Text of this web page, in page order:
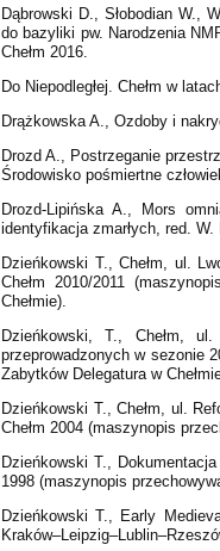
Dąbrowski D., Słobodian W.,
do bazyliki pw. Narodzenia
Chełm 2016.
Do Niepodległej. Chełm w
Drążkowska A., Ozdoby i
Drozd A., Postrzeganie
Środowisko pośmiertne
Drozd-Lipińska A., Mors
identyfikacja zmarłych, red.
Dzieńkowski T., Chełm, ul.
Chełm 2010/2011
Chełmie).
Dzieńkowski, T., Chełm,
przeprowadzonych w sezonie
Zabytków Delegatura w
Dzieńkowski T., Chełm, ul.
Chełm 2004 (maszynopis
Dzieńkowski T.,
1998 (maszynopis
Dzieńkowski T., Early